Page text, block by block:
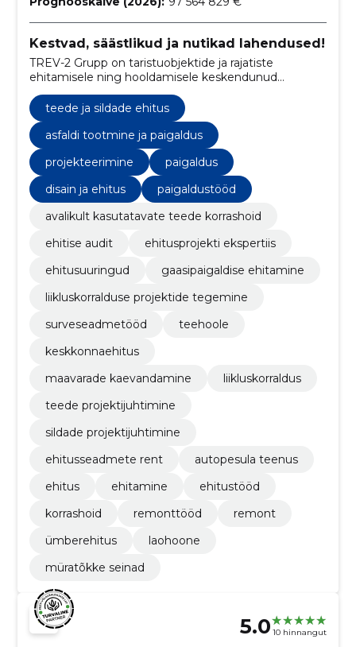
Kestvad, säästlikud ja nutikad lahendused!
TREV-2 Grupp on taristuobjektide ja rajatiste
ehitamisele ning hooldamisele keskendunud
teede ja sildade ehitus
asfaldi tootmine ja paigaldus
projekteerimine
paigaldus
disain ja ehitus
paigaldustööd
avalikult kasutatavate teede korrashoid
ehitise audit
ehitusprojekti ekspertiis
ehitusuuringud
gaasipaigaldise ehitamine
liikluskorralduse projektide tegemine
surveseadmetööd
teehoole
keskkonnaehitus
maavarade kaevandamine
liikluskorraldus
teede projektijuhtimine
sildade projektijuhtimine
ehitusseadmete rent
autopesula teenus
ehitus
ehitamine
ehitustööd
korrashoid
remonttööd
remont
ümberehitus
laohoone
müratõkke seinad
5.0 10 hinnangut